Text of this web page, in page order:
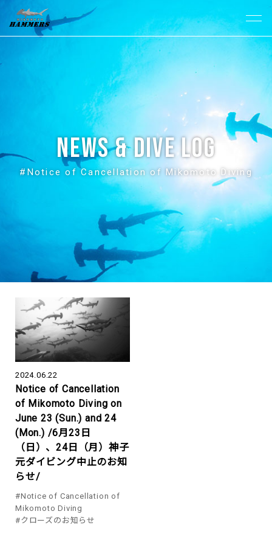
News & Dive Log
#Notice of Cancellation of Mikomoto Diving
2024.06.22
Notice of Cancellation
of Mikomoto Diving on
June 23 (Sun.) and 24
(Mon.) /6月23日
（日）、24日（月）神子
元ダイビング中止のお知
らせ/
#Notice of Cancellation of
Mikomoto Diving
#クローズのお知らせ